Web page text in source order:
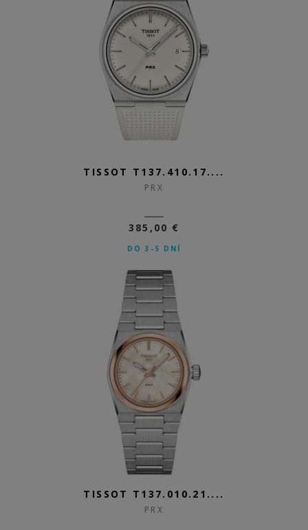
TISSOT T137.410.17....
PRX
385,00 €
DO 3-5 DNÍ
TISSOT T137.010.21....
PRX